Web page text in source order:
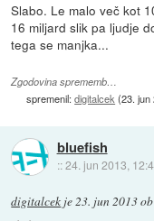
Slabo. Le malo več kot
16 miljard slik pa ljudje
tega se manjka...
Zgodovina sprememb…
spremenil:digitalcek (23. jun
bluefish
::24. jun 2013,
digitalcek je23. jun 2013